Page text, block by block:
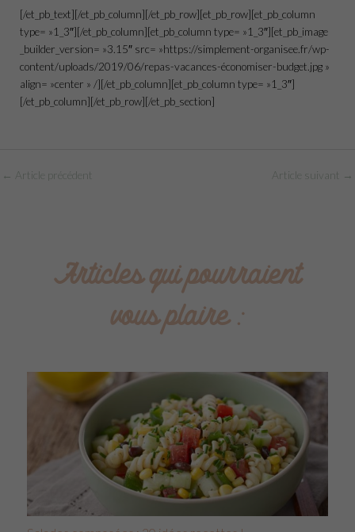
[/et_pb_text][/et_pb_column][/et_pb_row][et_pb_row][et_pb_column
type= »1_3″][/et_pb_column][et_pb_column type= »1_3″][et_pb_image
_builder_version= »3.15″ src= »https://simplement-organisee.fr/wp-
content/uploads/2019/06/repas-vacances-économiser-budget.jpg »
align= »center » /][/et_pb_column][et_pb_column type= »1_3″]
[/et_pb_column][/et_pb_row][/et_pb_section]
← Article précédent Article suivant →
Articles qui pourraient
vous plaire :